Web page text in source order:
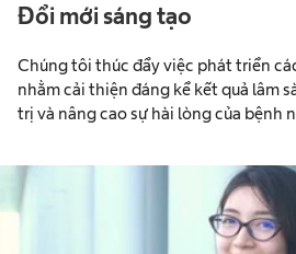
Đổi mới sáng tạo
Chúng tôi thúc đẩy việc phát triển
nhằm cải thiện đáng kể kết quả lâm
trị và nâng cao sự hài lòng của bệnh